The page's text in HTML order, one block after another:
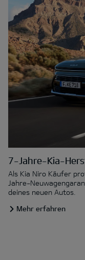
7-Jahre-Kia-
Als Kia Niro Käufer
Jahre-
deines neuen Autos.
Mehr erfahren